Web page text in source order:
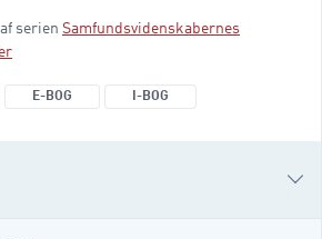
stringent tilgang og en stærk
om metoder. I enhver
er det afgørende både at
serien Samfundsvidenskabernes
E-BOG I-BOG